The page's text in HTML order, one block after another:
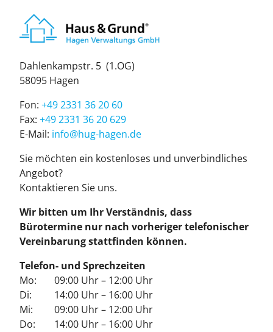
Dah­len­kamp­str. 5 (1.OG)
58095 Ha­gen
Fon: +49 2331 36 20 60
Fax: +49 2331 36 20 629
E-Mail: info@hug-ha­gen.de
Sie möch­ten ein kos­ten­lo­ses und un­ver­bind­li­ches
An­ge­bot?
Kon­tak­tie­ren Sie uns.
Wir bitten um Ihr Verständnis, dass
Bürotermine nur nach vorheriger telefonischer
Vereinbarung stattfinden können.
Telefon- und Sprechzeiten
Mo:
09:00 Uhr – 12:00 Uhr
Di:
14:00 Uhr – 16:00 Uhr
Mi:
09:00 Uhr – 12:00 Uhr
Do:
14:00 Uhr – 16:00 Uhr